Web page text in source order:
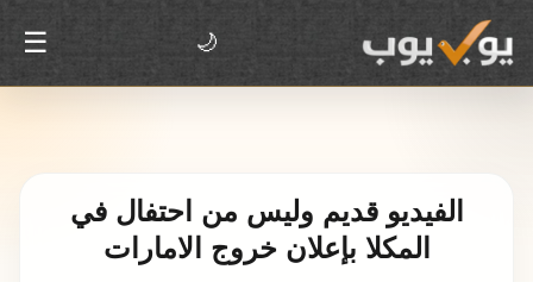
🌙
☰
الفيديو قديم وليس من احتفال في
المكلا بإعلان خروج الامارات